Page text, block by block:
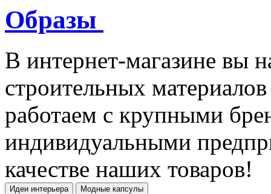
Образы
В интернет-магазине вы
строительных
работаем с крупными
индивидуальными
качестве наших товаров!
Идеи интерьера Модные капсулы